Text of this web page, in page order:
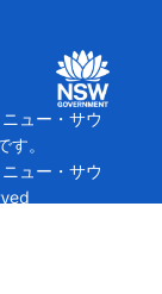
・ウェール
ュー・サウ
す。
ュー・サウ